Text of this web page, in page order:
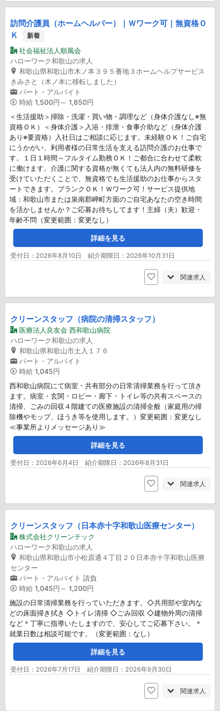
訪問介護員（ホームヘルパー）｜Ｗワーク可｜無資格Ｏ
Ｋ
新着
社会福祉法人順風会
ハローワーク和歌山の求人
和歌山県和歌山市木ノ本３９５番地３ホームヘルプサービス
きみさと（木ノ本に移転しました）
パート・アルバイト
時給 1,500円～ 1,850円
＜生活援助＞掃除・洗濯・買い物・調理など（身体介護なし※無
資格ＯＫ）＜身体介護＞入浴・排泄・食事介助など（身体介護
あり※要資格）入社日はご相談に応じます。未経験ＯＫ！ご自宅
にうかがい、利用者様の日常生活を支える訪問介護のお仕事で
す。１日１時間～フルタイム勤務ＯＫ！ご都合に合わせて柔軟
に働けます。介護に関する資格が無くても法人内の無料研修を
受けていただくことで、無資格でも生活援助のお仕事からスタ
ートできます。ブランクＯＫ！Ｗワーク可！サービス提供地
域：和歌山市または泉南郡岬町方面のご自宅あなたの空き時間
を活かしませんか？ご応募お待ちしてます！主婦（夫）歓迎・
年齢不問（変更範囲：変更なし）
詳細を見る
受付日：2026年8月10日 紹介期限日：2026年10月31日
関連求人
クリーンスタッフ（病院の清掃スタッフ）
医療法人良友会 西和歌山病院
ハローワーク和歌山の求人
和歌山県和歌山市土入１７６
パート・アルバイト
時給 1,045円
西和歌山病院にて病室・共有部分の日常清掃業務を行って頂き
ます。病室・玄関・ロビー・廊下・トイレ等の共有スペースの
清掃、ごみの回収４階建ての医療施設の清掃全般（家庭用の掃
除機やモップ、ほうき等を使用します。）変更範囲：変更なし
≪事業所よりメッセージあり≫
詳細を見る
受付日：2026年6月4日 紹介期限日：2026年8月31日
関連求人
クリーンスタッフ（日本赤十字和歌山医療センター）
株式会社クリーンテック
ハローワーク和歌山の求人
和歌山県和歌山市小松原通４丁目２０日本赤十字和歌山医療
センター
パート・アルバイト 請負
時給 1,045円～ 1,200円
施設の日常清掃業務を行っていただきます。◇共用部や室内な
どの床面掃き拭き ◇トイレ清掃 ◇ごみ回収 ◇建物外周の清掃
など＊丁寧に指導いたしますので、安心してご応募下さい。＊
就業日数は相談可能です。（変更範囲：なし）
詳細を見る
受付日：2026年7月17日 紹介期限日：2026年9月30日
関連求人